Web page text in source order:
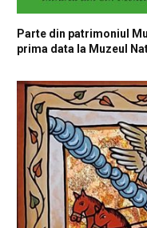
Parte din patrimoniul
prima data la Muzeul